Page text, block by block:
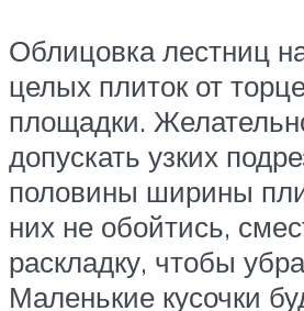
Облицовка лестниц
целых плиток от
площадки.
допускать узких
половины ширины
них не обойтись,
раскладку, чтобы
Маленькие кусочки